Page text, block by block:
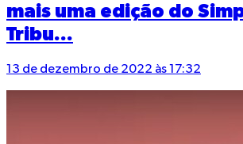
mais uma edição do
Tribu...
13 de dezembro de 2022 às 17:32